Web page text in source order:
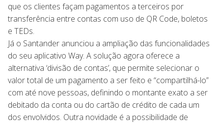
que os clientes façam pagamentos a terceiros por
transferência entre contas com uso de QR Code, boletos
e TEDs.
Já o Santander anunciou a ampliação das funcionalidades
do seu aplicativo Way. A solução agora oferece a
alternativa ‘divisão de contas’, que permite selecionar o
valor total de um pagamento a ser feito e “compartilhá-lo”
com até nove pessoas, definindo o montante exato a ser
debitado da conta ou do cartão de crédito de cada um
dos envolvidos. Outra novidade é a possibilidade de